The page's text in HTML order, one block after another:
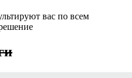
вас по всем